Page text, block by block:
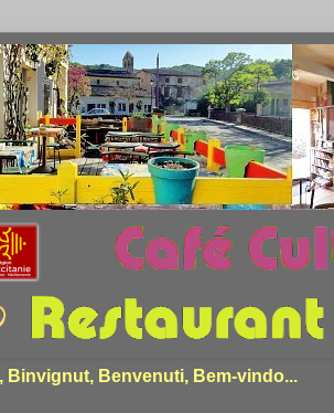
Binvignut, Benvenuti, Bem-vindo...